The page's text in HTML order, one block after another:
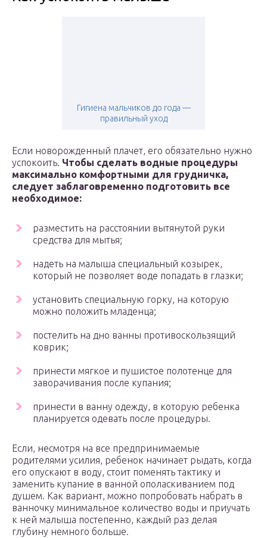
Гигиена мальчиков до года —
правильный уход
Если новорожденный плачет, его обязательно нужно
успокоить. Чтобы сделать водные процедуры
максимально комфортными для грудничка,
следует заблаговременно подготовить все
необходимое:
разместить на расстоянии вытянутой руки
средства для мытья;
надеть на малыша специальный козырек,
который не позволяет воде попадать в глазки;
установить специальную горку, на которую
можно положить младенца;
постелить на дно ванны противоскользящий
коврик;
принести мягкое и пушистое полотенце для
заворачивания после купания;
принести в ванну одежду, в которую ребенка
планируется одевать после процедуры.
Если, несмотря на все предпринимаемые
родителями усилия, ребенок начинает рыдать, когда
его опускают в воду, стоит поменять тактику и
заменить купание в ванной ополаскиванием под
душем. Как вариант, можно попробовать набрать в
ванночку минимальное количество воды и приучать
к ней малыша постепенно, каждый раз делая
глубину немного больше.